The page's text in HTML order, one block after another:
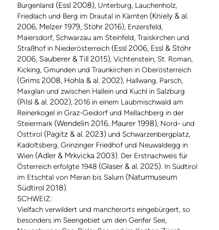
Burgenland (Essl 2008), Unterburg, Lauchenholz,
Friedlach und Berg im Drautal in Kärnten (Kniely & al.
2006, Melzer 1979, Stöhr 2016), Enzersfeld,
Maiersdorf, Schwarzau am Steinfeld, Traiskirchen und
Straßhof in Niederösterreich (Essl 2006, Essl & Stöhr
2006, Sauberer & Till 2015), Vichtenstein, St. Roman,
Kicking, Gmunden und Traunkirchen in Oberösterreich
(Grims 2008, Hohla & al. 2002), Hallwang, Parsch,
Maxglan und zwischen Hallein und Kuchl in Salzburg
(Pilsl & al. 2002), 2016 in einem Laubmischwald am
Reinerkogel in Graz-Geidorf und Mellachberg in der
Steiermark (Wendelin 2016, Maurer 1998), Nord- und
Osttirol (Pagitz & al. 2023) und Schwarzenbergplatz,
Kadoltsberg, Grinzinger Friedhof und Neuwaldegg in
Wien (Adler & Mrkvicka 2003). Der Erstnachweis für
Österreich erfolgte 1948 (Glaser & al. 2025). In Südtirol
im Etschtal von Meran bis Salurn (Naturmuseum
Südtirol 2018).
SCHWEIZ:
Vielfach verwildert und mancherorts eingebürgert, so
besonders im Seengebiet um den Genfer See,